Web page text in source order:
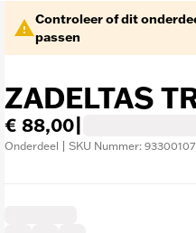
Controleer of dit
passen
ZADELTAS
€ 88,00
Onderdeel | SKU Nummer: 93300107